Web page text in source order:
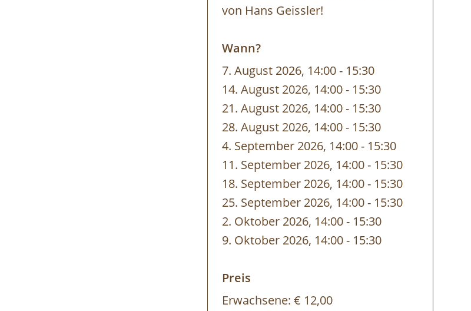
von Hans Geissler!
Wann?
7. August 2026, 14:00- bis
15:30
14. August 2026, 14:00- bis
15:30
21. August 2026, 14:00- bis
15:30
28. August 2026, 14:00- bis
15:30
4. September 2026, 14:00- bis
15:30
11. September 2026, 14:00- bis
15:30
18. September 2026, 14:00- bis
15:30
25. September 2026, 14:00- bis
15:30
2. Oktober 2026, 14:00- bis
15:30
9. Oktober 2026, 14:00- bis
15:30
Preis
Erwachsene: € 12,00